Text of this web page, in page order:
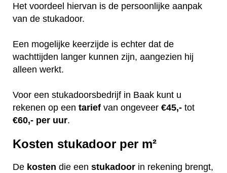
Het voordeel hiervan is de persoonlijke aanpak
van de stukadoor.
Een mogelijke keerzijde is echter dat de
wachttijden langer kunnen zijn, aangezien hij
alleen werkt.
Voor een stukadoorsbedrijf in Baak kunt u
rekenen op een tarief van ongeveer €45,- tot
€60,- per uur.
Kosten stukadoor per m²
De kosten die een stukadoor in rekening brengt,